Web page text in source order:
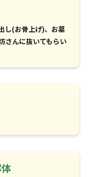
し(お骨上げ)、お墓
さんに抜いてもらい